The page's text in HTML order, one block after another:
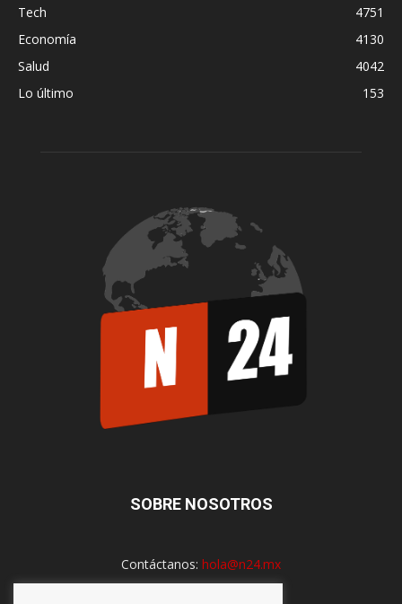
Tech
4751
Economía
4130
Salud
4042
Lo último
153
SOBRE NOSOTROS
Contáctanos: hola@n24.mx